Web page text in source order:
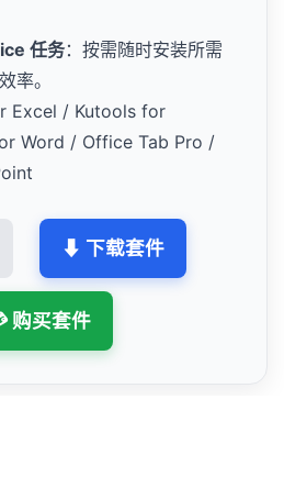
任务：按需随时安装所需
率。
Excel / Kutools for
Word / Office Tab Pro /
⬇ 下载套件
购买套件